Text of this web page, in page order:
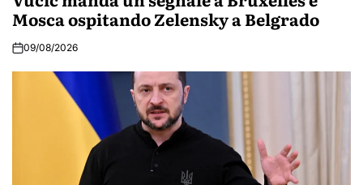
Mosca ospitando Zelensky a Belgrado
09/08/2026